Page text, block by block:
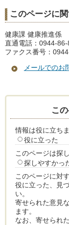
このページに
健康課 健康推進係
直通電話：0944-
ファクス番号：
メールでのお
こ
情報は役に立ち
役に立った
このページは探
探しやすかっ
このページに対
役に立った、見
い。
寄せられた意見
ます。
なお、寄せられ